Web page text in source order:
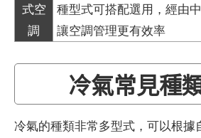
式空
調
種型式可搭配選用，經由
讓空調管理更有效率
冷氣常見種
冷氣的種類非常多型式，可以根據